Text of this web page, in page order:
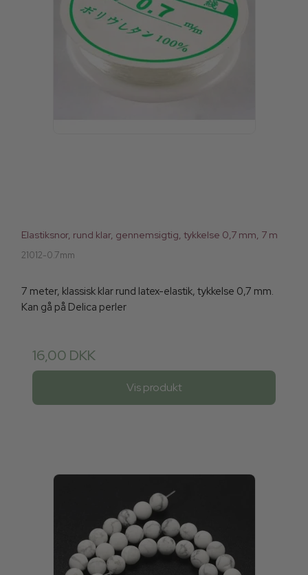
Elastiksnor, rund klar, gennemsigtig, tykkelse 0,7 mm, 7 m
21012-0.7mm
7 meter, klassisk klar rund latex-elastik, tykkelse 0,7 mm.
Kan gå på Delica perler
16,00 DKK
Vis produkt